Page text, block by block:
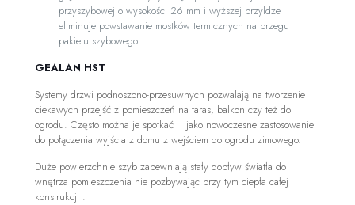
przyszybowej o wysokości 26 mm i wyższej przyldze
eliminuje powstawanie mostków termicznych na brzegu
pakietu szybowego
GEALAN HST
Systemy drzwi podnoszono-przesuwnych pozwalają na tworzenie
ciekawych przejść z pomieszczeń na taras, balkon czy też do
ogrodu. Często można je spotkać jako nowoczesne zastosowanie
do połączenia wyjścia z domu z wejściem do ogrodu zimowego.
Duże powierzchnie szyb zapewniają stały dopływ światła do
wnętrza pomieszczenia nie pozbywając przy tym ciepła całej
konstrukcji .